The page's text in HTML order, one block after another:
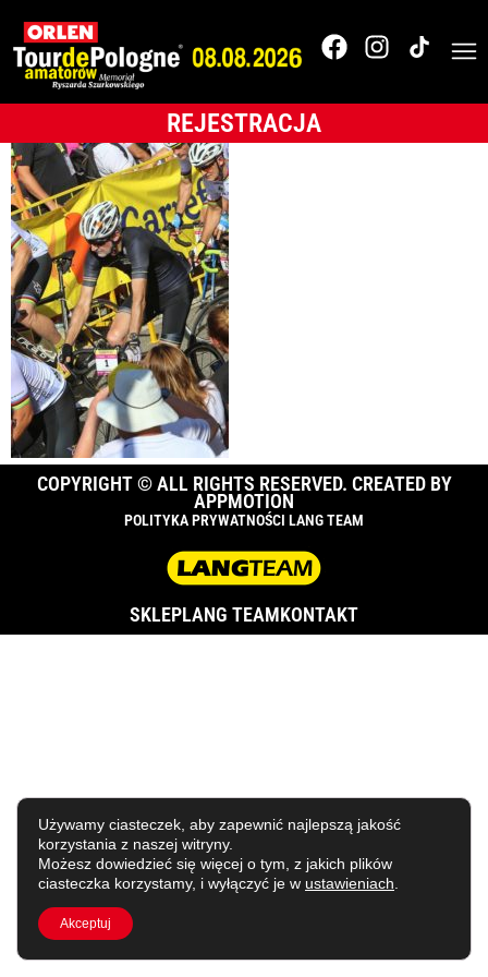
REJESTRACJA
Tour de Pologne
2017
COPYRIGHT © ALL RIGHTS RESERVED. CREATED BY
APPMOTION
POLITYKA PRYWATNOŚCI LANG TEAM
SKLEPLANG TEAMKONTAKT
Używamy ciasteczek, aby zapewnić najlepszą jakość
korzystania z naszej witryny.
Możesz dowiedzieć się więcej o tym, z jakich plików
ciasteczka korzystamy, i wyłączyć je w ustawieniach
Akceptuj